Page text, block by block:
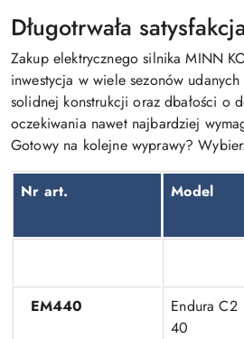
Długotrwała
Zakup elektrycznego silnika MINN
inwestycja w wiele sezonów
solidnej konstrukcji oraz dbałości o
oczekiwania nawet najbardziej
Gotowy na kolejne wyprawy?
Nr art. Model
EM440
Endura C2
40